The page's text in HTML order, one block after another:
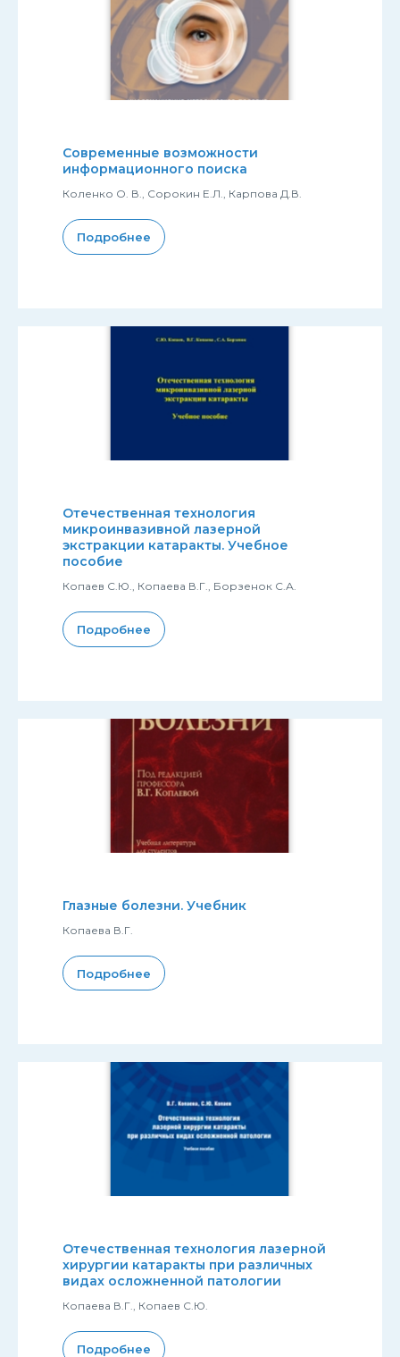
Современные возможности
информационного поиска
Коленко О. В., Сорокин Е.Л., Карпова Д.В.
Подробнее
Отечественная технология
микроинвазивной лазерной
экстракции катаракты. Учебное
пособие
Копаев С.Ю., Копаева В.Г., Борзенок С.А.
Подробнее
Глазные болезни. Учебник
Копаева В.Г.
Подробнее
Отечественная технология лазерной
хирургии катаракты при различных
видах осложненной патологии
Копаева В.Г., Копаев С.Ю.
Подробнее